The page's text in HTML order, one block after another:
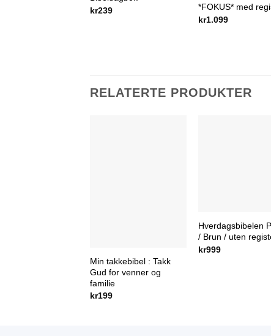
kr239
*FOKUS* med
kr1.099
RELATERTE PRODUKTER
Min takkebibel : Takk
Gud for venner og
familie
kr199
Hverdagsbibelen
/ Brun / uten
kr999